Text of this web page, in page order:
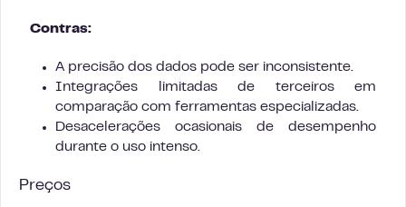
Contras:
A precisão dos dados pode ser inconsistente.
Integrações limitadas de terceiros em
comparação com ferramentas especializadas.
Desacelerações ocasionais de desempenho
durante o uso intenso.
Preços